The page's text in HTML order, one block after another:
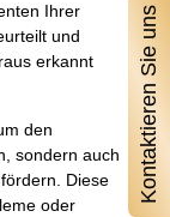
Kontaktieren Sie uns
Ihrer
und
erkannt
den
sondern auch
Diese
oder